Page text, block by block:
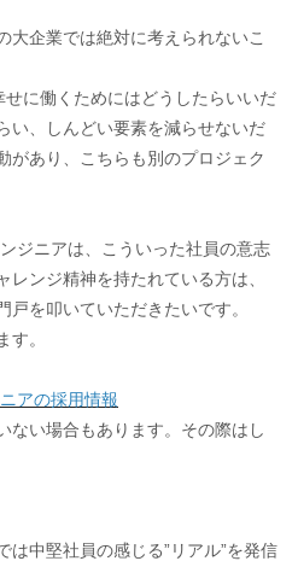
企業では絶対に考えられないこ
に働くためにはどうしたらいいだ
い、しんどい要素を減らせないだ
があり、こちらも別のプロジェク
ジニアは、こういった社員の意志
ンジ精神を持たれている方は、
を叩いていただきたいです。
す。
アの採用情報
い場合もあります。その際はし
は中堅社員の感じる”リアル”を発信